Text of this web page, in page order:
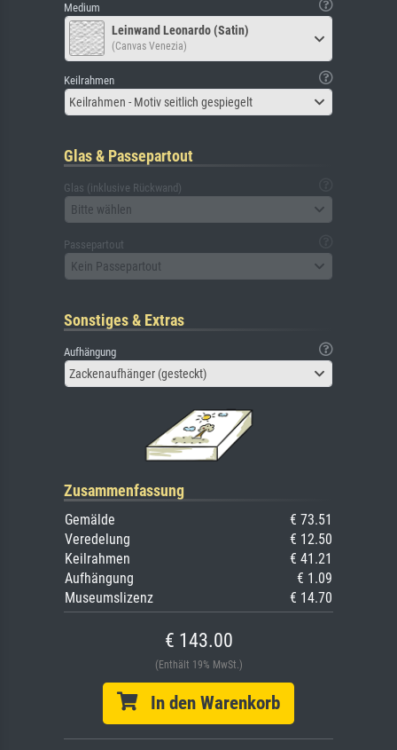
Medium
Leinwand Leonardo (Satin)
(Canvas Venezia)
Keilrahmen
Keilrahmen - Motiv seitlich gespiegelt
Glas & Passepartout
Glas (inklusive Rückwand)
Bitte wählen
Passepartout
Kein Passepartout
Sonstiges & Extras
Aufhängung
Zackenaufhänger (gesteckt)
Zusammenfassung
Gemälde
€ 73.51
Veredelung
€ 12.50
Keilrahmen
€ 41.21
Aufhängung
€ 1.09
Museumslizenz
€ 14.70
€ 143.00
(Enthält 19% MwSt.)
In den Warenkorb